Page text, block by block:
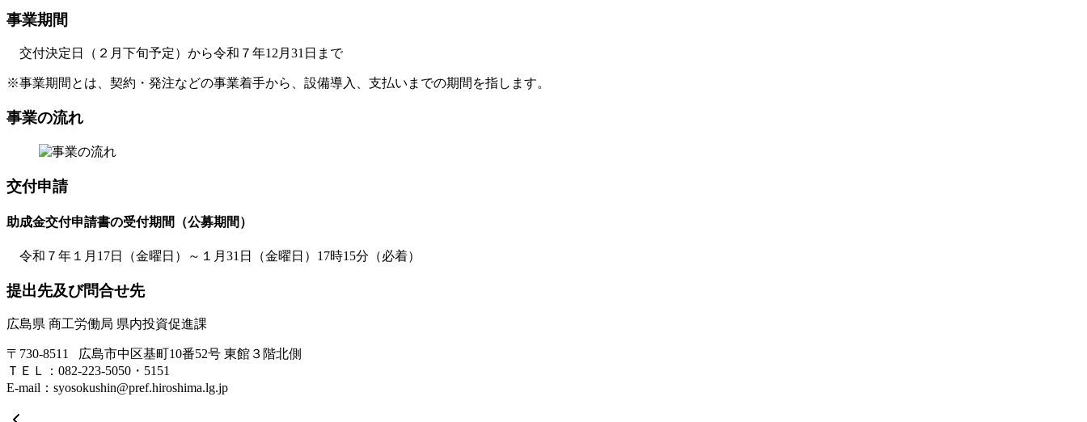
事業期間
交付決定日（２月下旬予定）から令和７年12月31日まで
※事業期間とは、契約・発注などの事業着手から、設備導入、支払いまでの期間を指します。
​​事業の流れ
交付申請
助成金交付申請書の受付期間（公募期間）
令和７年１月17日（金曜日）～１月31日（金曜日）17時15分（必着）
提出先及び問合せ先
​​広島県 商工労働局 県内投資促進課
〒730-8511 広島市中区基町10番52号 東館３階北側
ＴＥＬ：082-223-5050・5151
E-mail：syosokushin@pref.hiroshima.lg.jp